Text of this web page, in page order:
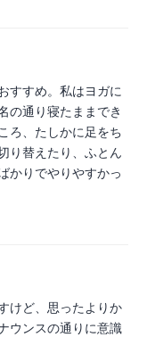
すすめ。私はヨガに
の通り寝たままでき
ろ、たしかに足をち
り替えたり、ふとん
かりでやりやすかっ
けど、思ったよりか
ウンスの通りに意識